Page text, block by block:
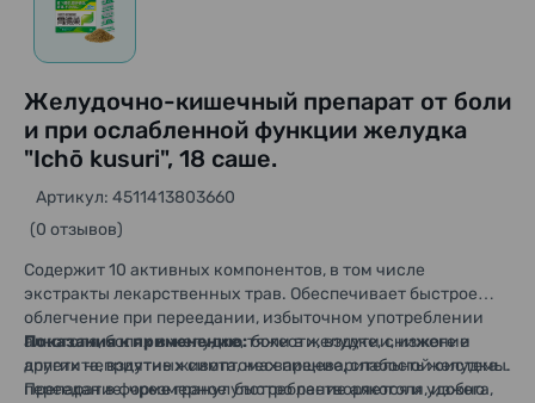
Желудочно-кишечный препарат от боли
и при ослабленной функции желудка
"Ichō kusuri", 18 саше.
(0 отзывов)
Артикул: 4511413803660
Содержит 10 активных компонентов, в том числе
экстракты лекарственных трав. Обеспечивает быстрое
облегчение при переедании, избыточном употреблении
алкоголя, болях в желудке, тяжести, вздутии, изжоге и
других неприятных симптомах пищеварительной системы.
Препарат в форме гранул быстро растворяется и удобно
Показания к применению:боли в желудке, снижение
аппетита, вздутие живота, несварение, слабость желудка,
переедание, чрезмерное употребление алкоголя, изжога,